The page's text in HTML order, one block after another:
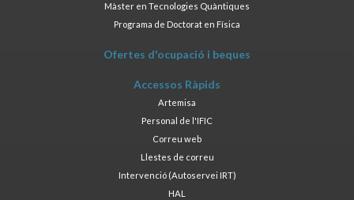
Màster en Tecnologies Quàntiques
Programa de Doctorat en Física
Ofertes d'ocupació i beques
Accessos Ràpids
Artemisa
Personal de l'IFIC
Correu web
Llestes de correu
Intervenció (Autoservei IRT)
HAL